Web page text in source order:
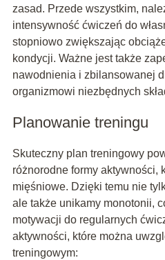
zasad. Przede wszystkim,
intensywność ćwiczeń do
stopniowo zwiększając
kondycji. Ważne jest także
nawodnienia i zbilansowanej
organizmowi niezbędnych
Planowanie treningu
Skuteczny plan treningowy
różnorodne formy aktywności,
mięśniowe. Dzięki temu nie
ale także unikamy monotonii,
motywacji do regularnych
aktywności, które można
treningowym: